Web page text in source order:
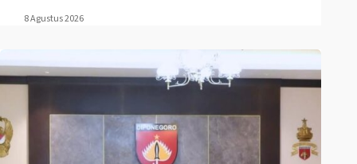
8 Agustus 2026